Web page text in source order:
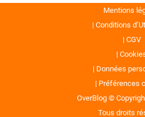
Mentions
Conditions
CGV
Données
Préférences
OverBlog ©
Tous droits